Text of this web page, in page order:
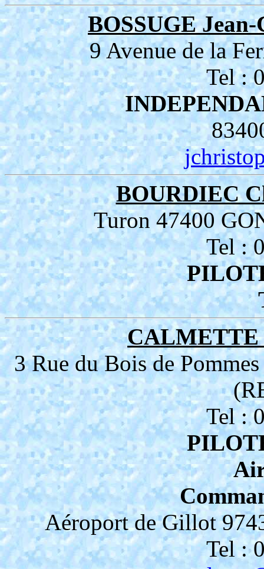
BOSSUGE
9 Avenue de la
Tel :
BOURDIEC
Turon 47400
Tel :
CALMETTE
3 Rue du Bois de
Tel :
Aéroport de Gillot
Tel :